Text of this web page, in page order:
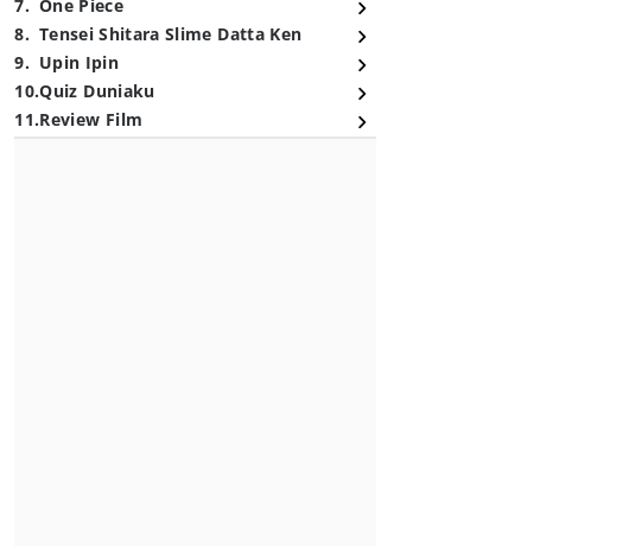
7. One Piece
8. Tensei Shitara Slime Datta Ken
9. Upin Ipin
10.Quiz Duniaku
11.Review Film